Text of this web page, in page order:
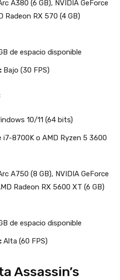
A380 (6 GB), NVIDIA GeForce
Radeon RX 570 (4 GB)
de espacio disponible
Bajo (30 FPS)
10/11 (64 bits)
i7-8700K o AMD Ryzen 5 3600
A750 (8 GB), NVIDIA GeForce
Radeon RX 5600 XT (6 GB)
de espacio disponible
Alta (60 FPS)
Assassin’s